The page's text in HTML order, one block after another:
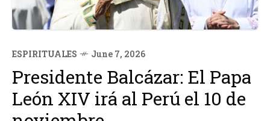
ESPIRITUALES June 7, 2026
Presidente Balcázar: El Papa
León XIV irá al Perú el 10 de